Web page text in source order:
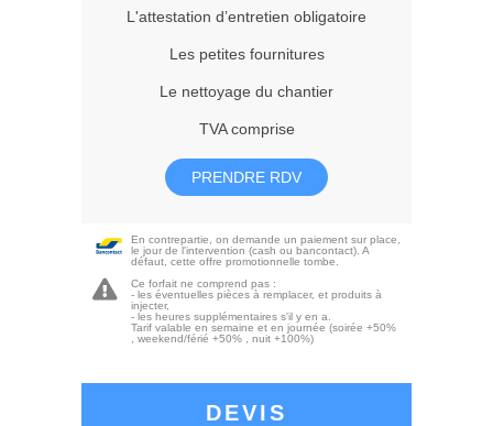
L'attestation d’entretien obligatoire
Les petites fournitures
Le nettoyage du chantier
TVA comprise
PRENDRE RDV
En contrepartie, on demande un paiement sur place,
le jour de l'intervention (cash ou bancontact). A
défaut, cette offre promotionnelle tombe.
Ce forfait ne comprend pas :
- les éventuelles pièces à remplacer, et produits à
injecter,
- les heures supplémentaires s'il y en a.
Tarif valable en semaine et en journée (soirée +50%
, weekend/férié +50% , nuit +100%)
DEVIS